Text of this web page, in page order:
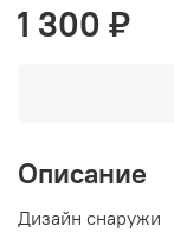
1 300 ₽
Описание
Дизайн снаружи